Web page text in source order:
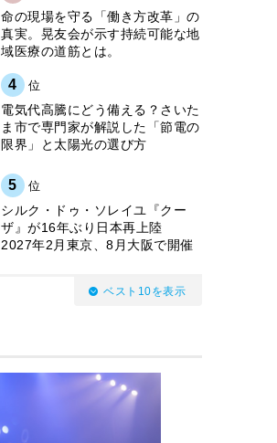
​命の現場を守る「働き方改革」の
真実。晃友会が示す持続可能な地
域医療の道筋とは。
4 位
電気代高騰にどう備える？さいた
ま市で専門家が解説した「節電の
限界」と太陽光の選び方
5 位
シルク・ドゥ・ソレイユ『クー
ザ』が16年ぶり日本再上陸
2027年2月東京、8月大阪で開催
ベスト10を表示